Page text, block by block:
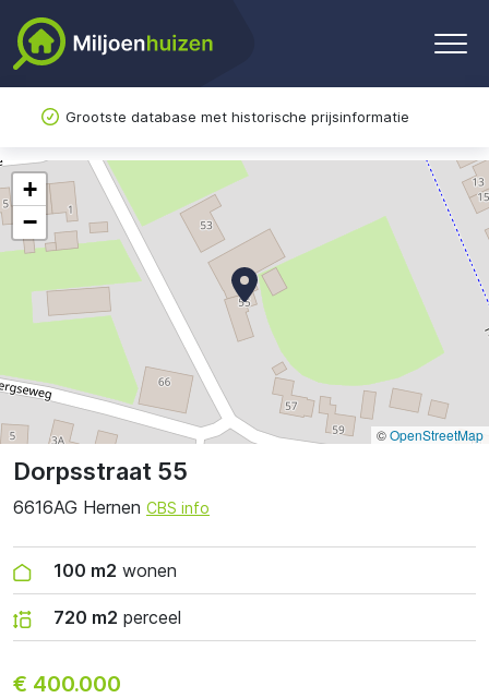
Grootste database met historische prijsinformatie
Dorpsstraat 55
6616AG Hernen CBS info
100 m2 wonen
720 m2 perceel
€ 400.000
+
−
©OpenStreetMap